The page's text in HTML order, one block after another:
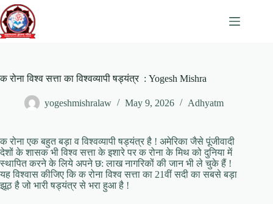
Skip
to
content
क रोना विश्व सत्ता का विश्वव्यापी षड्यंत्र : Yogesh Mishra
yogeshmishralaw May 9, 2026 Adhyatm
क रोना एक बहुत बड़ा व विश्वव्यापी षड्यंत्र है ! अमेरिका जैसे पूंजीवादी
देशों के शासक भी विश्व सत्ता के इशारे पर क रोना के मिथ को दुनिया में
स्थापित करने के लिये अपने छ: लाख नागरिकों की जान भी ले चुके हैं !
यह विश्वास कीजिए कि क रोना विश्व सत्ता का 21वीं सदी का सबसे बड़ा
झूठ है जो भारी षड्यंत्र से भरा हुआ है !